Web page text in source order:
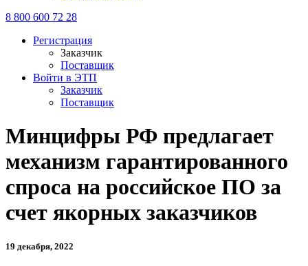
8 800 600 72 28
Регистрация
Заказчик
Поставщик
Войти в ЭТП
Заказчик
Поставщик
Минцифры РФ предлагает
механизм гарантированного
спроса на российское ПО за
счет якорных заказчиков
19 декабря, 2022